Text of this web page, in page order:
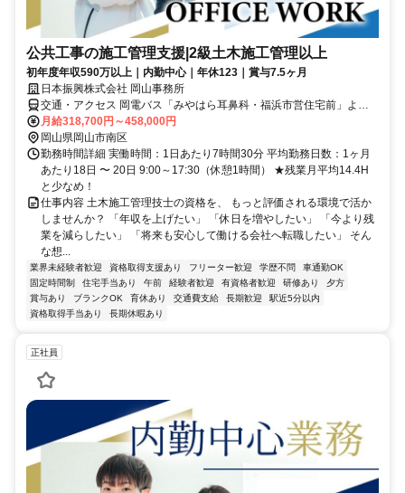
公共工事の施工管理支援|2級土木施工管理以上
初年度年収590万以上｜内勤中心｜年休123｜賞与7.5ヶ月
日本振興株式会社 岡山事務所
交通・アクセス 岡電バス「みやはら耳鼻科・福浜市営住宅前」より
徒歩約3分
月給318,700円～458,000円
岡山県岡山市南区
勤務時間詳細 実働時間：1日あたり7時間30分 平均勤務日数：1ヶ月
あたり18日 〜 20日 9:00～17:30（休憩1時間） ★残業月平均14.4H
と少なめ！
仕事内容 土木施工管理技士の資格を、 もっと評価される環境で活か
しませんか？ 「年収を上げたい」 「休日を増やしたい」 「今より残
業を減らしたい」 「将来も安心して働ける会社へ転職したい」 そん
な想...
業界未経験者歓迎 資格取得支援あり フリーター歓迎 学歴不問
車通勤OK
固定時間制
住宅手当あり 午前 経験者歓迎 有資格者歓迎 研修あり
夕方
賞与あり
ブランクOK 育休あり 交通費支給 長期歓迎
駅近5分以内
資格取得手当あり
長期休暇あり
正社員